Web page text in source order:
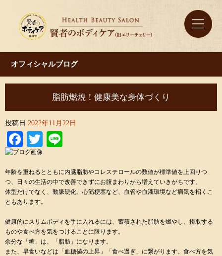
オフィシャルブログ
脂肪燃焼！健康美な身体づくり
投稿日 2022年11月22日
Facebook
Twitter
年齢を重ねるとともに内臓脂肪やコレステロールの数値が標準値を上回りつ
つ、日々の生活の中で改善できずにお腹まわりから増えていきがちです。
体型だけでなく、動脈硬化、心筋梗塞など、血管や血液環境など病気を招くこ
ともあります。
健康的にスリムボディを手に入れるには、蓄積された脂肪を燃やし、摂取する
ものや食べ方を気をつけることに限ります。
余分な「糖」は、「脂肪」になります。
また、早食いなどは「血糖値の上昇」「食べ過ぎ」に繋がります。食べ方を気